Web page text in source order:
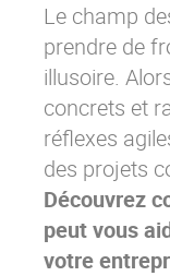
Le champ
prendre de
illusoire.
concrets et
réflexes
des projets
Découvrez
peut vous
votre